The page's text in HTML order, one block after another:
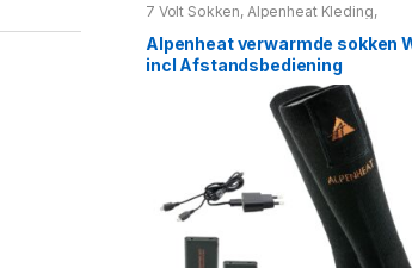
7 Volt Sokken, Alpenheat Kleding,
Voetverwarming,Gerbing sokken 7
Verwarmde sokken
Alpenheat verwarmde sokken
incl Afstandsbediening